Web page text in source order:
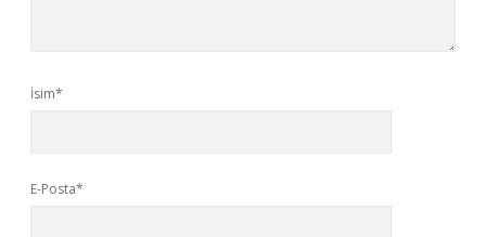
İsim*
E-Posta*